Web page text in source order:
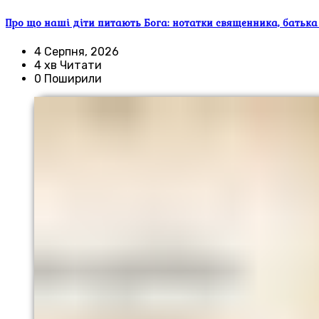
Про що наші діти питають Бога: нотатки священника,
4 Серпня, 2026
4 хв Читати
0 Поширили